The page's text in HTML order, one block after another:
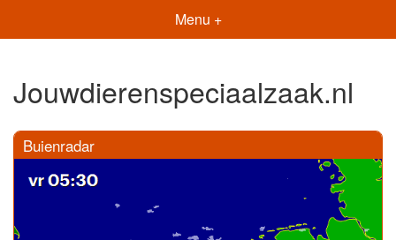
Menu +
Jouwdierenspeciaalzaak.nl
Buienradar